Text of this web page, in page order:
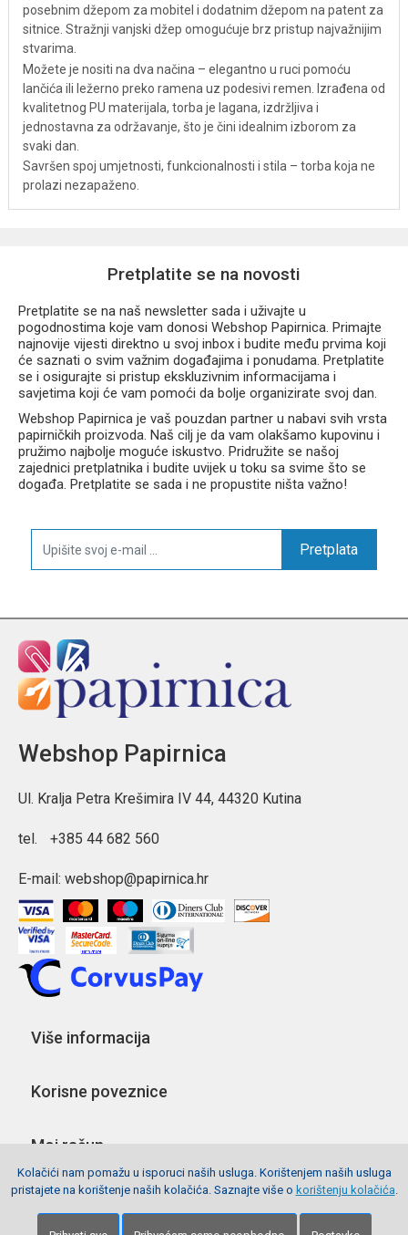
posebnim džepom za mobitel i dodatnim džepom na patent za
sitnice. Stražnji vanjski džep omogućuje brz pristup najvažnijim
stvarima.
Možete je nositi na dva načina – elegantno u ruci pomoću
lančića ili ležerno preko ramena uz podesivi remen. Izrađena od
kvalitetnog PU materijala, torba je lagana, izdržljiva i
jednostavna za održavanje, što je čini idealnim izborom za
svaki dan.
Savršen spoj umjetnosti, funkcionalnosti i stila – torba koja ne
prolazi nezapaženo.
Pretplatite se na novosti
Pretplatite se na naš newsletter sada i uživajte u
pogodnostima koje vam donosi Webshop Papirnica. Primajte
najnovije vijesti direktno u svoj inbox i budite među prvima koji
će saznati o svim važnim događajima i ponudama. Pretplatite
se i osigurajte si pristup ekskluzivnim informacijama i
savjetima koji će vam pomoći da bolje organizirate svoj dan.
Webshop Papirnica je vaš pouzdan partner u nabavi svih vrsta
papirničkih proizvoda. Naš cilj je da vam olakšamo kupovinu i
pružimo najbolje moguće iskustvo. Pridružite se našoj
zajednici pretplatnika i budite uvijek u toku sa svime što se
događa. Pretplatite se sada i ne propustite ništa važno!
Pretplata
Webshop Papirnica
Ul. Kralja Petra Krešimira IV 44, 44320 Kutina
tel. +385 44 682 560
E-mail: webshop@papirnica.hr
Više informacija
Korisne poveznice
Moj račun
Pratite nas
Kolačići nam pomažu u isporuci naših usluga. Korištenjem naših usluga
pristajete na korištenje naših kolačića. Saznajte više o korištenju kolačića.